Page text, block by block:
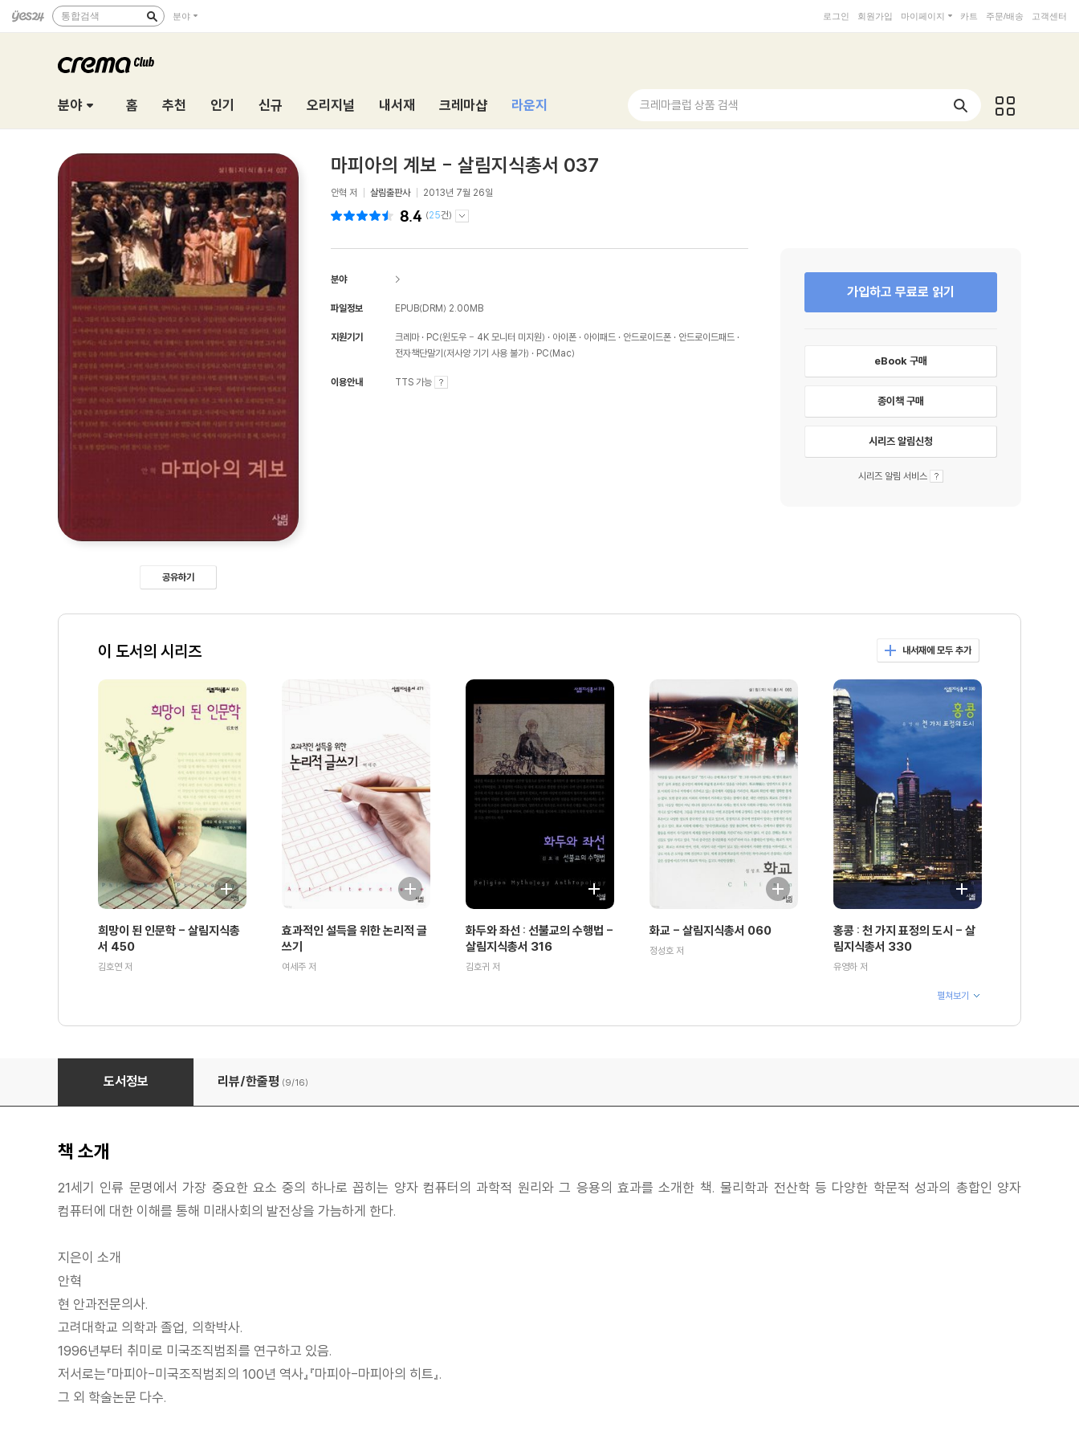
통합검색 분야 로그인 회원가입 마이페이지 카트 주문/배송 고객센터
분야 홈 추천 인기 신규 오리지널 내서재 크레마샵 라운지 크레마클럽 상품 검색
공유하기
마피아의 계보 - 살림지식총서 037
안혁 저 살림출판사 2013년 7월 26일
8.4 (25건)
분야 >
파일정보 EPUB(DRM) 2.00MB
지원기기 크레마 PC(윈도우 - 4K 모니터 미지원) 아이폰 아이패드 안드로이드폰
안드로이드패드
전자책단말기(저사양 기기 사용 불가)
PC(Mac)
이용안내 TTS 가능
가입하고 무료로 읽기
eBook 구매
종이책 구매
시리즈 알림신청
시리즈 알림 서비스
이 도서의 시리즈 내서재에 모두 추가
희망이 된 인문학 - 살림지식총
서 450
김호연 저
효과적인 설득을 위한 논리적 글
쓰기
여세주 저
화두와 좌선 : 선불교의 수행법 -
살림지식총서 316
김호귀 저
화교 - 살림지식총서 060
정성호 저
홍콩 : 천 가지 표정의 도시 - 살
림지식총서 330
유영하 저
펼쳐보기
마피아의 계보 - 살림지식총서 037
도서정보 리뷰/한줄평 (9/16)
책 소개
21세기 인류 문명에서 가장 중요한 요소 중의 하나로 꼽히는 양자 컴퓨터의 과학적 원리와 그 응용의 효과를 소개한 책. 물리학과 전산학 등 다양한 학문적 성과의 총합인 양자
컴퓨터에 대한 이해를 통해 미래사회의 발전상을 가늠하게 한다.
지은이 소개
안혁
현 안과전문의사.
고려대학교 의학과 졸업, 의학박사.
1996년부터 취미로 미국조직범죄를 연구하고 있음.
저서로는『마피아-미국조직범죄의 100년 역사』『마피아-마피아의 히트』.
그 외 학술논문 다수.